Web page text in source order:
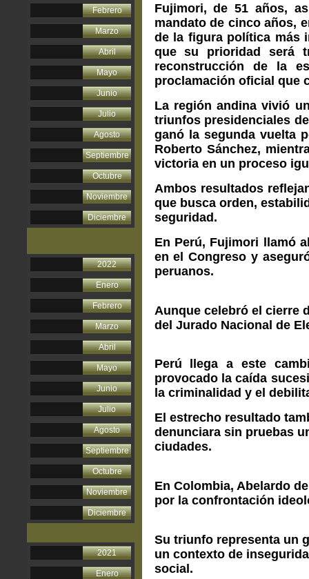
Febrero
Marzo
Abril
Mayo
Junio
Julio
Agosto
Septiembre
Octubre
Noviembre
Diciembre
2022
Enero
Febrero
Marzo
Abril
Mayo
Junio
Julio
Agosto
Septiembre
Octubre
Noviembre
Diciembre
2021
Enero
Fujimori, de 51 años,
mandato de cinco años,
de la figura política más
que su prioridad será
reconstrucción de la
proclamación oficial que
La región andina vivió
triunfos presidenciales
ganó la segunda vuelta
Roberto Sánchez,
victoria en un proceso
Ambos resultados
que busca orden,
seguridad.
En Perú, Fujimori llamó
en el Congreso y
peruanos.
Aunque celebró el cierre
del Jurado Nacional de
Perú llega a este
provocado la caída
la criminalidad y el
El estrecho resultado
denunciara sin pruebas
ciudades.
En Colombia, Abelardo
por la confrontación
Su triunfo representa un
un contexto de
social.